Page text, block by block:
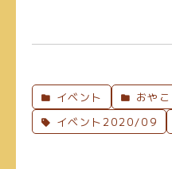
イベント
おやこ
イベント2020/09